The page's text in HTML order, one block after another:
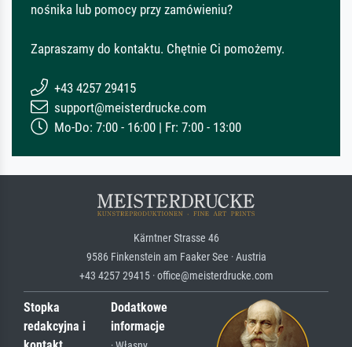
nośnika lub pomocy przy zamówieniu?
Zapraszamy do kontaktu. Chętnie Ci pomożemy.
+43 4257 29415
support@meisterdrucke.com
Mo-Do: 7:00 - 16:00 | Fr: 7:00 - 13:00
Kärntner Strasse 46
9586 Finkenstein am Faaker See · Austria
+43 4257 29415 · office@meisterdrucke.com
Stopka
redakcyjna i
Dodatkowe
informacje